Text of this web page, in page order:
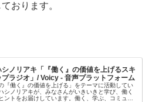
おります。
シノリアキ「『働く』の価値を上げるスキ
プラジオ」/ Voicy - 音声プラットフォーム
の『働く』の価値を上げる」をテーマに活動してい
シノリアキが、みなさんがいきいきと学び、働く
ントをお届けしています。働く、学ぶ、コミュニ